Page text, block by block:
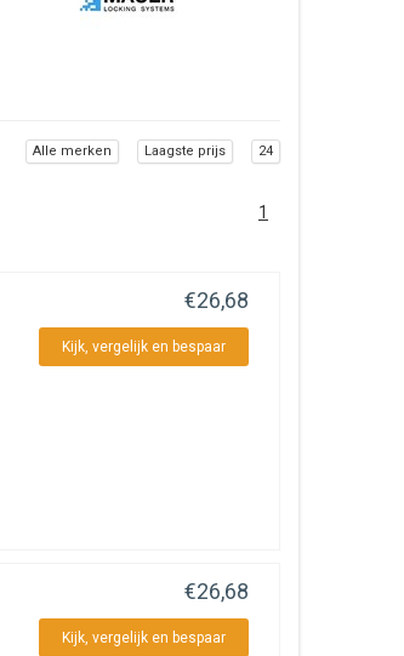
Alle merken Laagste prijs 24
1
€26,68
Kijk, vergelijk en bespaar
€26,68
Kijk, vergelijk en bespaar